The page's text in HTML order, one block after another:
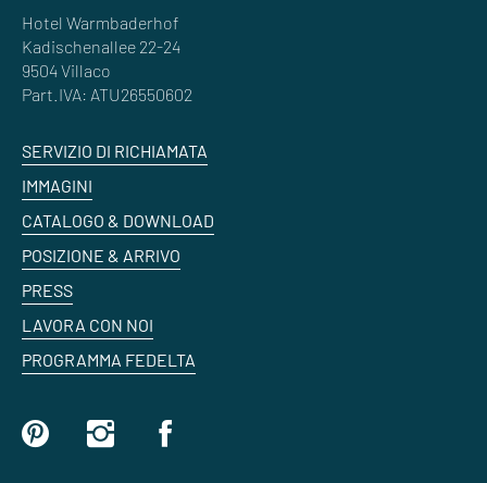
Hotel Warmbaderhof
Kadischenallee 22-24
9504 Villaco
Part.IVA: ATU26550602
SERVIZIO DI RICHIAMATA
IMMAGINI
CATALOGO & DOWNLOAD
POSIZIONE & ARRIVO
PRESS
LAVORA CON NOI
PROGRAMMA FEDELTA